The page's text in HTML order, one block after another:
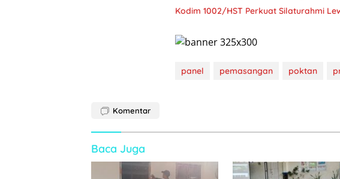
Kodim 1002/HST Perkuat Silaturahmi
panel pemasangan poktan
Komentar
Baca Juga